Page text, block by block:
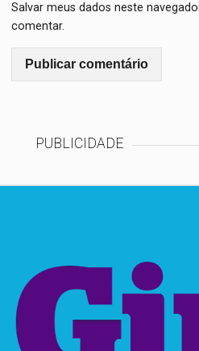
Salvar meus dados neste
comentar.
PUBLICIDADE